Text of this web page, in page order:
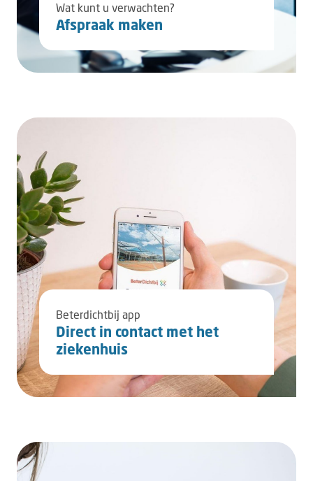
Wat kunt u verwachten?
Afspraak maken
Beterdichtbij app
Direct in contact met het
ziekenhuis